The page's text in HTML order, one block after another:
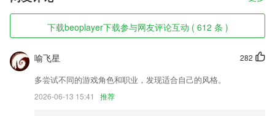
乐趣，而且玩家击杀副本boss的刺激感是非常的强烈，因为这款游戏是3
D类型的经典仙侠。
beoplayer下载软件特色
1,提供支付宝支付功能,手机快捷支付停车费用;
2,实时的进行cpu的监控进行温控的处理防止过热
3,涵盖了国学古诗、纯正英文故事等，种类齐全，通俗易懂；
下载beoplayer下载参与网友评论互动 ( 612 条 )
282
喻飞星
多尝试不同的游戏角色和职业，发现适合自己的风格。
2026-06-13 15:41 推荐